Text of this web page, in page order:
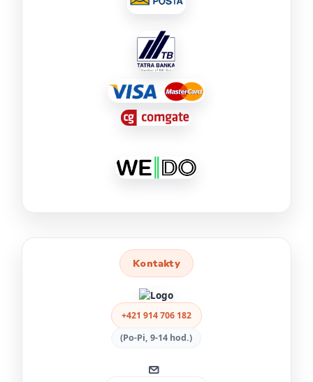
Kontakty
+421 914 706 182
(Po-Pi, 9-14 hod.)